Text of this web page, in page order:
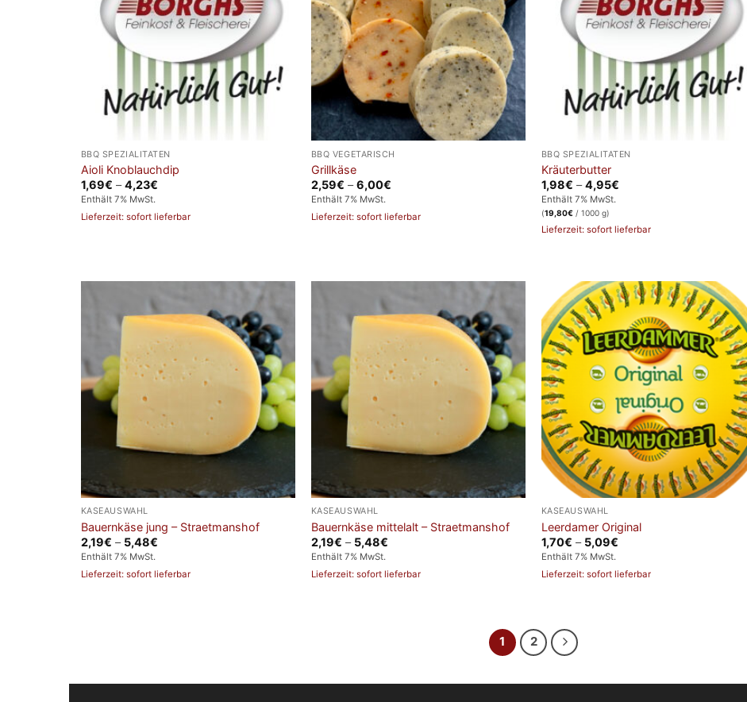
BBQ SPEZIALITÄTEN
Aioli Knoblauchdip
1,69€ –4,23€Preisspanne:
4,23€
Enthält 7% MwSt.
Lieferzeit: sofort lieferbar
BBQ VEGETARISCH
Grillkäse
2,59€ –6,00€Preisspanne:
6,00€
Enthält 7% MwSt.
Lieferzeit: sofort lieferbar
BBQ SPEZIALITÄTEN
Kräuterbutter
1,98€ –4,95€Preisspanne:
Enthält 7% MwSt.
(19,80€/ 1000 g)
Lieferzeit: sofort lieferbar
KÄSEAUSWAHL
Bauernkäse jung – Straetmanshof
2,19€ – 5,48€Preisspanne:
5,48€
Enthält 7% MwSt.
Lieferzeit: sofort lieferbar
KÄSEAUSWAHL
Bauernkäse mittelalt – Straetmanshof
2,19€ – 5,48€Preisspanne:
5,48€
Enthält 7% MwSt.
Lieferzeit: sofort lieferbar
KÄSEAUSWAHL
Leerdamer Original
1,70€ – 5,09€Preisspanne:
5,09€
Enthält 7% MwSt.
Lieferzeit: sofort lieferbar
1 2